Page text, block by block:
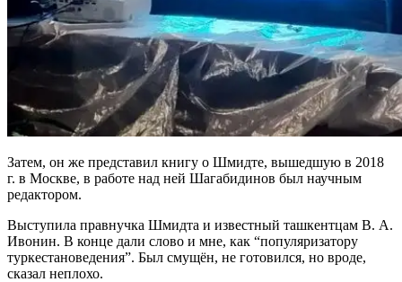
Затем, он же представил книгу о Шмидте, вышедшую в 2018
г. в Москве, в работе над ней Шагабидинов был научным
редактором.
Выступила правнучка Шмидта и известный ташкентцам В. А.
Ивонин. В конце дали слово и мне, как “популяризатору
туркестановедения”. Был смущён, не готовился, но вроде,
сказал неплохо.